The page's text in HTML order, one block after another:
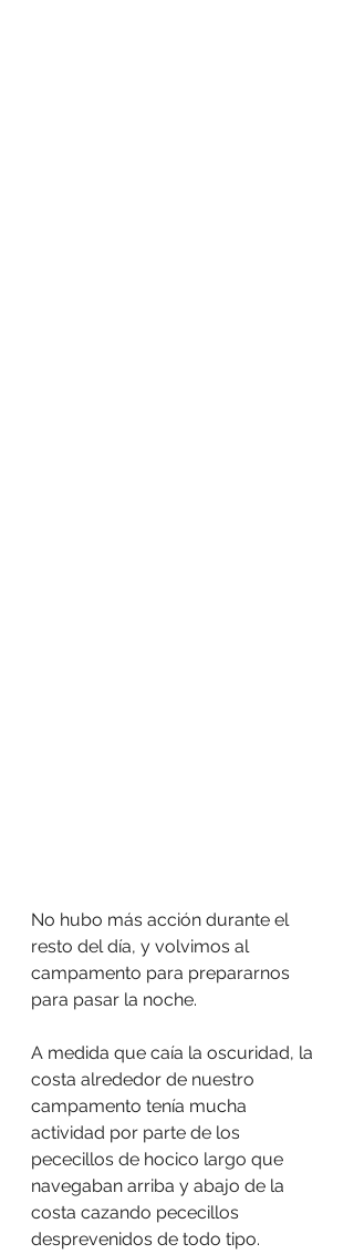
No hubo más acción durante el
resto del día, y volvimos al
campamento para prepararnos
para pasar la noche.
A medida que caía la oscuridad, la
costa alrededor de nuestro
campamento tenía mucha
actividad por parte de los
pececillos de hocico largo que
navegaban arriba y abajo de la
costa cazando pececillos
desprevenidos de todo tipo.